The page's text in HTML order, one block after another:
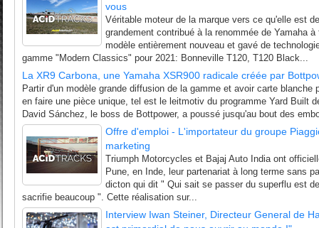
vous
Véritable moteur de la marque vers ce qu'elle est
grandement contribué à la renommée de Yamaha
modèle entièrement nouveau et gavé de
gamme "Modern Classics" pour 2021: Bonneville T120, T120 Black...
La XR9 Carbona, une Yamaha XSR900 radicale créée par
Partir d'un modèle grande diffusion de la gamme et avoir carte blanche
en faire une pièce unique, tel est le leitmotiv du programme Yard Built
David Sánchez, le boss de Bottpower, a poussé jusqu'au bout des
Offre d'emploi - L'importateur du groupe
marketing
Triumph Motorcycles et Bajaj Auto India ont
Pune, en Inde, leur partenariat à long terme sans
dicton qui dit " Qui sait se passer du superflu est
sacrifie beaucoup ". Cette réalisation sur...
Interview Iwan Steiner, Directeur General de